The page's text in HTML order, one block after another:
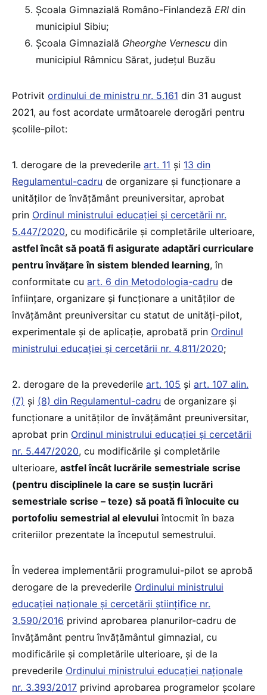
Școala Gimnazială Româno-Finlandeză ERI din
municipiul Sibiu;
Școala Gimnazială Gheorghe Vernescu din
municipiul Râmnicu Sărat, județul Buzău
Potrivit ordinului de ministru nr. 5.161 din 31 august
2021, au fost acordate următoarele derogări pentru
școlile-pilot:
1. derogare de la prevederile art. 11 și 13 din
Regulamentul-cadru de organizare și funcționare a
unităților de învățământ preuniversitar, aprobat
prin Ordinul ministrului educației și cercetării nr.
5.447/2020, cu modificările și completările ulterioare,
astfel încât să poată fi asigurate adaptări curriculare
pentru învățare în sistem blended learning, în
conformitate cu art. 6 din Metodologia-cadru de
înființare, organizare și funcționare a unităților de
învățământ preuniversitar cu statut de unități-pilot,
experimentale și de aplicație, aprobată prin Ordinul
ministrului educației și cercetării nr. 4.811/2020;
2. derogare de la prevederile art. 105 și art. 107 alin.
(7) și (8) din Regulamentul-cadru de organizare și
funcționare a unităților de învățământ preuniversitar,
aprobat prin Ordinul ministrului educației și cercetării
nr. 5.447/2020, cu modificările și completările
ulterioare, astfel încât lucrările semestriale scrise
(pentru disciplinele la care se susțin lucrări
semestriale scrise – teze) să poată fi înlocuite cu
portofoliu semestrial al elevului întocmit în baza
criteriilor prezentate la începutul semestrului.
În vederea implementării programului-pilot se aprobă
derogare de la prevederile Ordinului ministrului
educației naționale și cercetării științifice nr.
3.590/2016 privind aprobarea planurilor-cadru de
învățământ pentru învățământul gimnazial, cu
modificările și completările ulterioare, și de la
prevederile Ordinului ministrului educației naționale
nr. 3.393/2017 privind aprobarea programelor școlare